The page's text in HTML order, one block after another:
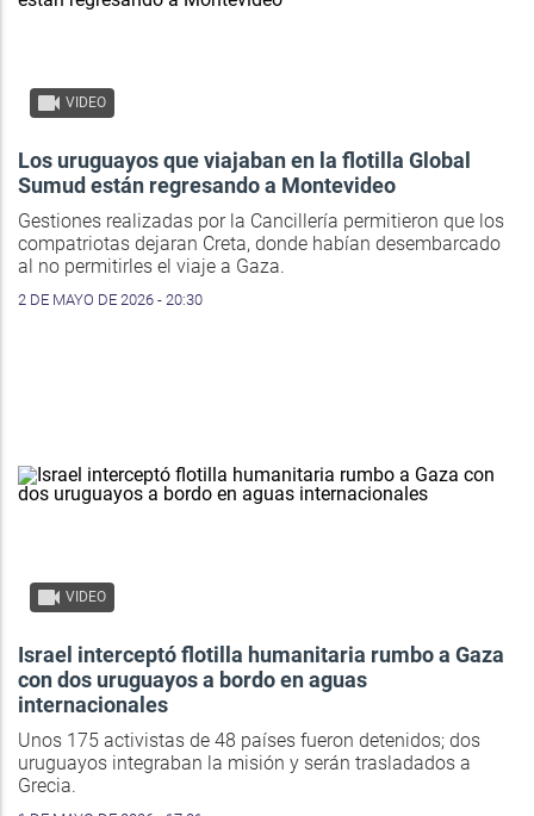
VIDEO
Los uruguayos que viajaban en la flotilla Global
Sumud están regresando a Montevideo
Gestiones realizadas por la Cancillería permitieron que los
compatriotas dejaran Creta, donde habían desembarcado
al no permitirles el viaje a Gaza.
2 DE MAYO DE 2026 - 20:30
VIDEO
Israel interceptó flotilla humanitaria rumbo a Gaza
con dos uruguayos a bordo en aguas
internacionales
Unos 175 activistas de 48 países fueron detenidos; dos
uruguayos integraban la misión y serán trasladados a
Grecia.